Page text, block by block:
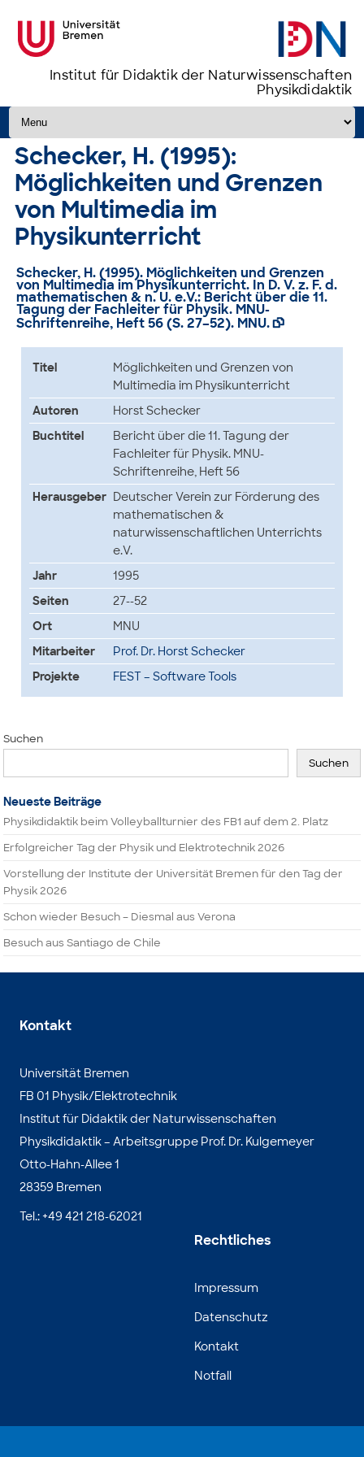
Institut für Didaktik der Naturwissenschaften
Physikdidaktik
Zum Inhalt springen
Schecker, H. (1995):
Möglichkeiten und Grenzen
von Multimedia im
Physikunterricht
Schecker, H. (1995). Möglichkeiten und Grenzen
von Multimedia im Physikunterricht. In D. V. z. F. d.
mathematischen & n. U. e.V.: Bericht über die 11.
Tagung der Fachleiter für Physik. MNU-
Schriftenreihe, Heft 56 (S. 27–52). MNU. 
Titel
Möglichkeiten und Grenzen von
Multimedia im Physikunterricht
Autoren
Horst Schecker
Buchtitel
Bericht über die 11. Tagung der
Fachleiter für Physik. MNU-
Schriftenreihe, Heft 56
Herausgeber Deutscher Verein zur Förderung des
mathematischen &
naturwissenschaftlichen Unterrichts
e.V.
Jahr
1995
Seiten
27--52
Ort
MNU
Mitarbeiter
Prof. Dr. Horst Schecker
Projekte
FEST – Software Tools
Suchen
Suchen
Neueste Beiträge
Physikdidaktik beim Volleyballturnier des FB1 auf dem 2. Platz
Erfolgreicher Tag der Physik und Elektrotechnik 2026
Vorstellung der Institute der Universität Bremen für den Tag der
Physik 2026
Schon wieder Besuch – Diesmal aus Verona
Besuch aus Santiago de Chile
Kontakt
Universität Bremen
FB 01 Physik/Elektrotechnik
Institut für Didaktik der Naturwissenschaften
Physikdidaktik – Arbeitsgruppe Prof. Dr. Kulgemeyer
Otto-Hahn-Allee 1
28359 Bremen
Tel.: +49 421 218-62021
Rechtliches
Impressum
Datenschutz
Kontakt
Notfall